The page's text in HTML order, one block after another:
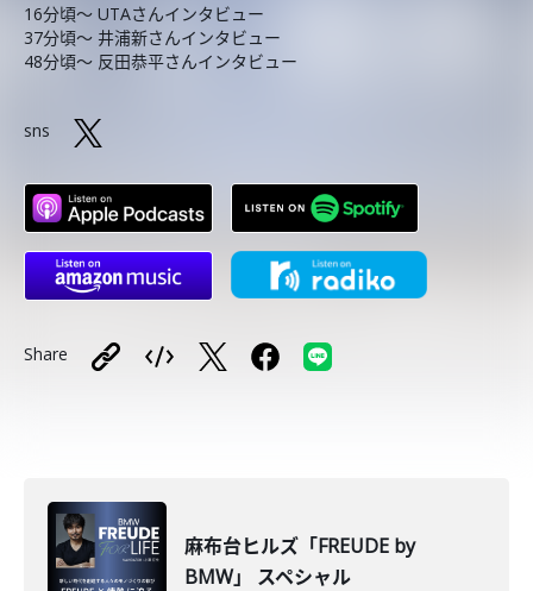
16分頃〜 UTAさんインタビュー
37分頃〜 井浦新さんインタビュー
48分頃〜 反田恭平さんインタビュー
sns
Share
麻布台ヒルズ「FREUDE by
BMW」 スペシャル